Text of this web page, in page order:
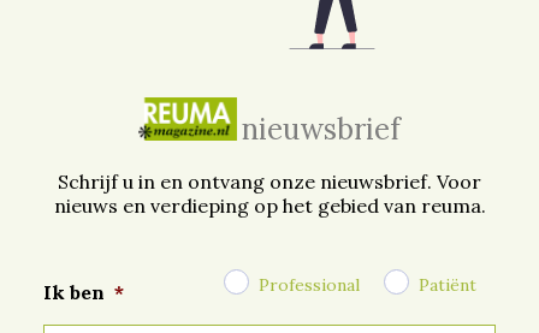
nieuwsbrief
Schrijf u in en ontvang onze nieuwsbrief. Voor
nieuws en verdieping op het gebied van reuma.
Ik ben * Professional Patiënt